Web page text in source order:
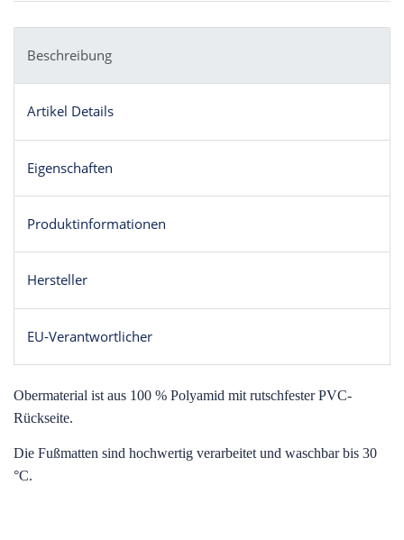
Beschreibung
Artikel Details
Eigenschaften
Produktinformationen
Hersteller
EU-Verantwortlicher
Obermaterial ist aus 100 % Polyamid mit rutschfester PVC-
Rückseite.
Die Fußmatten sind hochwertig verarbeitet und waschbar bis 30
°C.